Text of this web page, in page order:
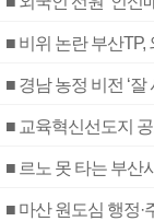
■ 비위 논란 부산TP,
■ 경남 농정 비전 ‘
■ 교육혁신선도지
■ 르노 못 타는 부산
■ 마산 원도심 행정